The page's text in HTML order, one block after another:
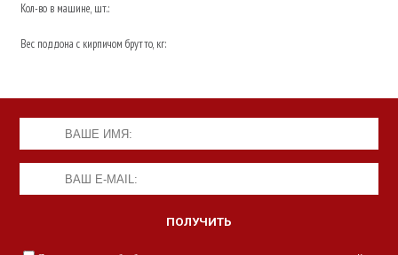
Кол-во в машине, шт.:
Вес поддона с кирпичом брутто, кг: